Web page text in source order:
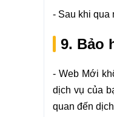
- Sau khi qua
9. Bảo
- Web Mới
dịch vụ của
quan đến